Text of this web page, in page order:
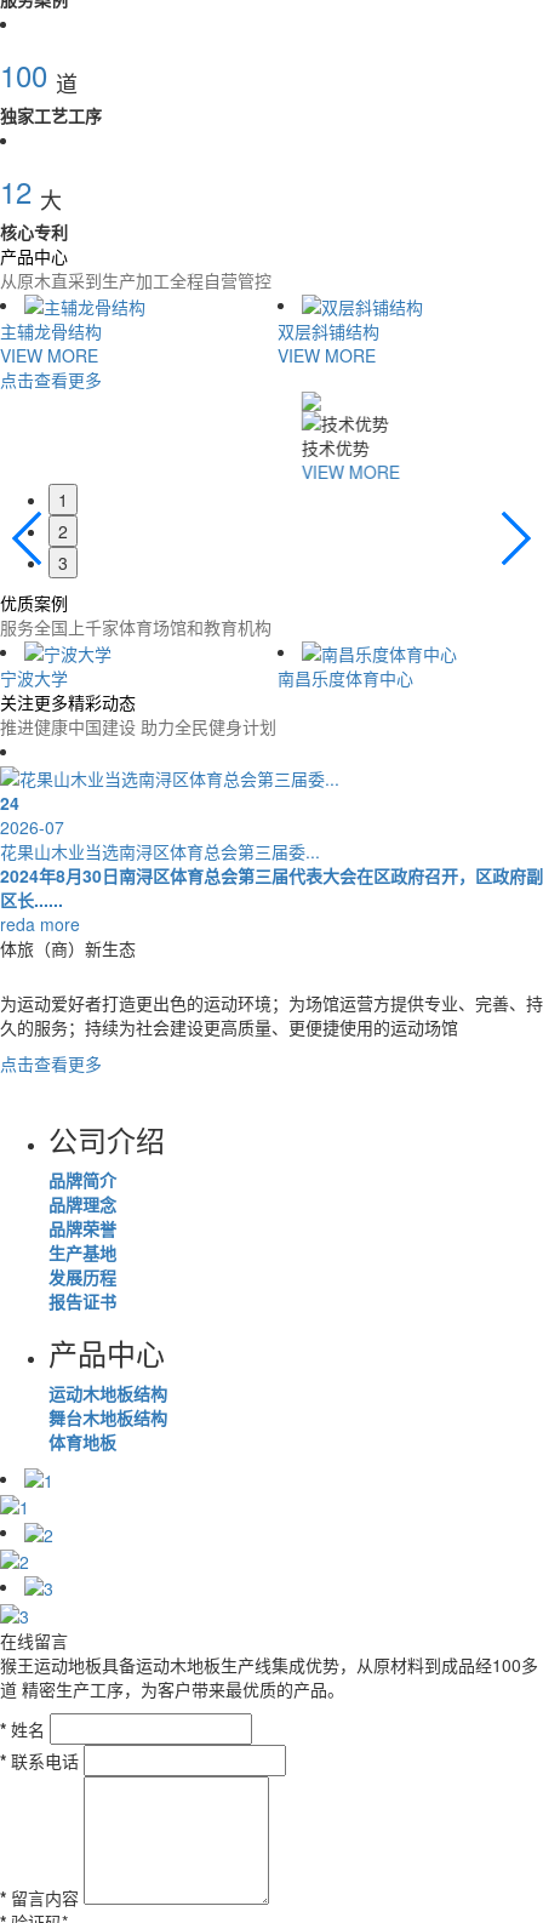
100 道
独家工艺工序
12 大
核心专利
产品中心
从原木直采到生产加工全程自营管控
主辅龙骨结构
VIEW MORE
双层斜铺结构
VIEW MORE
点击查看更多
1
2
3
优质案例
服务全国上千家体育场馆和教育机构
宁波大学
南昌乐度体育中心
关注更多精彩动态
推进健康中国建设 助力全民健身计划
24
2026-07
花果山木业当选南浔区体育总会第三届委...
2024年8月30日南浔区体育总会第三届代表大会在区政府召开，区政府副
区长......
reda more
体旅（商）新生态
为运动爱好者打造更出色的运动环境；为场馆运营方提供专业、完善、持
久的服务；持续为社会建设更高质量、更便捷使用的运动场馆
点击查看更多
公司介绍
品牌简介
品牌理念
品牌荣誉
生产基地
发展历程
报告证书
产品中心
运动木地板结构
舞台木地板结构
体育地板
在线留言
猴王运动地板具备运动木地板生产线集成优势，从原材料到成品经100多
道 精密生产工序，为客户带来最优质的产品。
* 姓名
* 联系电话
* 留言内容